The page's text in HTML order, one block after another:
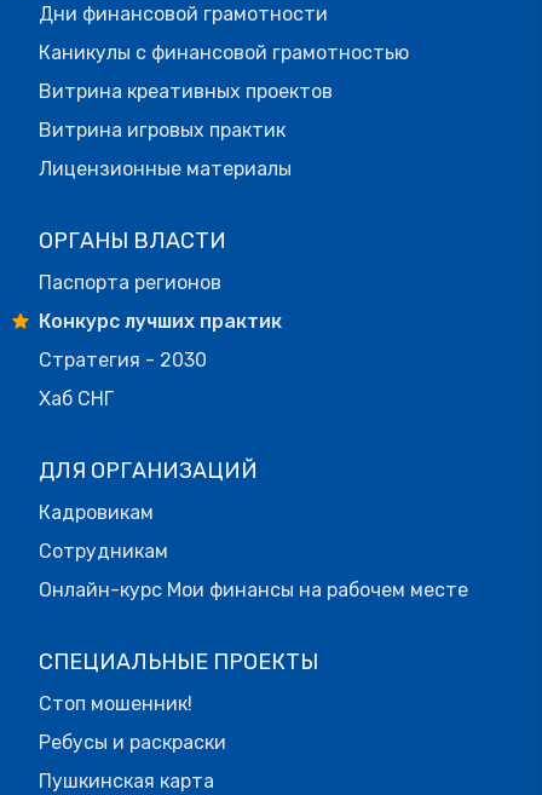
Дни финансовой грамотности
Каникулы с финансовой грамотностью
Витрина креативных проектов
Витрина игровых практик
Лицензионные материалы
ОРГАНЫ ВЛАСТИ
Паспорта регионов
Конкурс лучших практик
Стратегия - 2030
Хаб СНГ
ДЛЯ ОРГАНИЗАЦИЙ
Кадровикам
Сотрудникам
Онлайн-курс Мои финансы на рабочем месте
СПЕЦИАЛЬНЫЕ ПРОЕКТЫ
Стоп мошенник!
Ребусы и раскраски
Пушкинская карта